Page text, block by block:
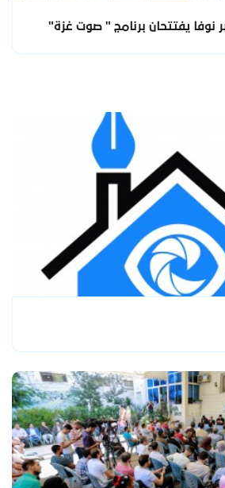
نوفا يفتتحان برنامج " صوت غزة"